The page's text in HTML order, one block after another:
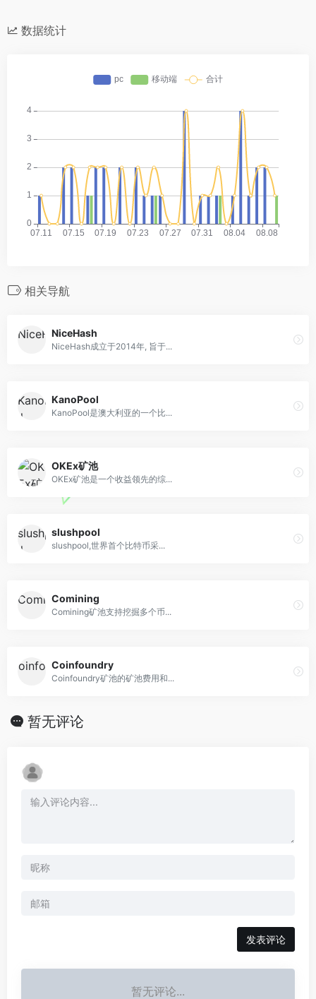
数据统计
相关导航
NiceHash
NiceHash成立于2014年, 旨于...
KanoPool
KanoPool是澳大利亚的一个比...
OKEx矿池
OKEx矿池是一个收益领先的综...
slushpool
slushpool,世界首个比特币采...
Comining
Comining矿池支持挖掘多个币...
Coinfoundry
Coinfoundry矿池的矿池费用和...
暂无评论
发表评论
暂无评论...